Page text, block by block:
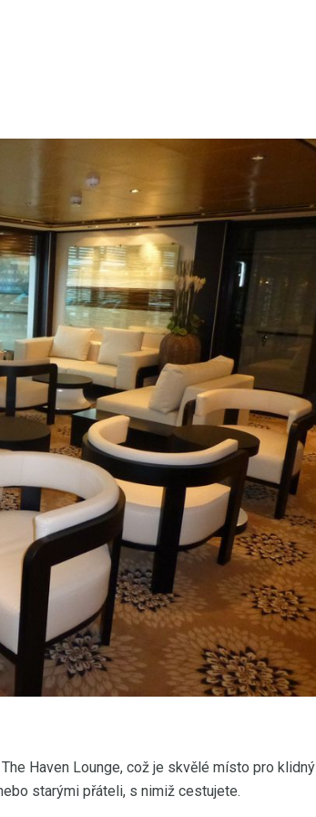
Haven Lounge, což je skvělé místo pro klidný
starými přáteli, s nimiž cestujete.